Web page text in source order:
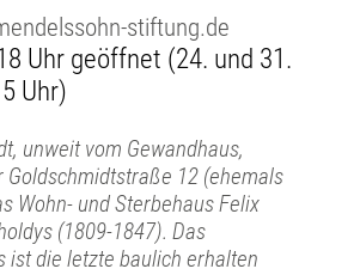
stiftung.de
Uhr geöffnet (24. und 31.
Uhr)
unweit vom Gewandhaus,
Goldschmidtstraße 12 (ehemals
Wohn- und Sterbehaus Felix
(1809-1847). Das
ist die letzte baulich erhalten